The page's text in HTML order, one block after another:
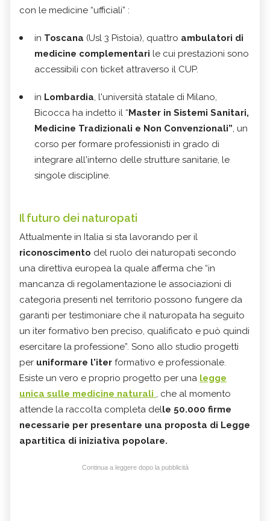
con le medicine “ufficiali” :
in Toscana (Usl 3 Pistoia), quattro ambulatori di
medicine complementari le cui prestazioni sono
accessibili con ticket attraverso il CUP.
in Lombardia, l'università statale di Milano,
Bicocca ha indetto il “Master in Sistemi Sanitari,
Medicine Tradizionali e Non Convenzionali”, un
corso per formare professionisti in grado di
integrare all'interno delle strutture sanitarie, le
singole discipline.
Il futuro dei naturopati
Attualmente in Italia si sta lavorando per il
riconoscimento del ruolo dei naturopati secondo
una direttiva europea la quale afferma che “in
mancanza di regolamentazione le associazioni di
categoria presenti nel territorio possono fungere da
garanti per testimoniare che il naturopata ha seguito
un iter formativo ben preciso, qualificato e può quindi
esercitare la professione”. Sono allo studio progetti
per uniformare l'iter formativo e professionale.
Esiste un vero e proprio progetto per una legge
unica sulle medicine naturali , che al momento
attende la raccolta completa delle 50.000 firme
necessarie per presentare una proposta di Legge
apartitica di iniziativa popolare.
Continua a leggere dopo la pubblicità